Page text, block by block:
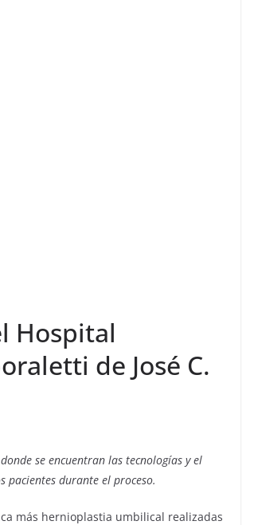
Hospital
de José C.
se encuentran las tecnologías y el
durante el proceso.
más hernioplastia umbilical realizadas